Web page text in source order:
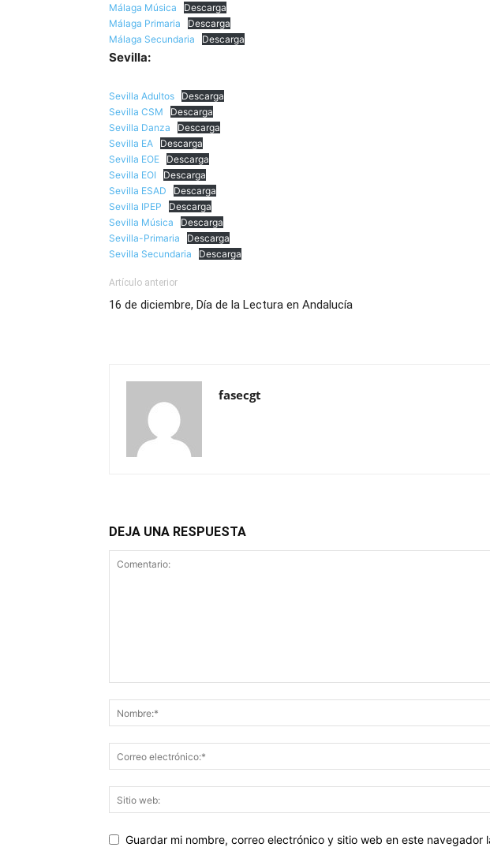
Málaga Música
Descarga
Málaga Primaria
Descarga
Málaga Secundaria
Descarga
Sevilla:
Sevilla Adultos
Descarga
Sevilla CSM
Descarga
Sevilla Danza
Descarga
Sevilla EA
Descarga
Sevilla EOE
Descarga
Sevilla EOI
Descarga
Sevilla ESAD
Descarga
Sevilla IPEP
Descarga
Sevilla Música
Descarga
Sevilla-Primaria
Descarga
Sevilla Secundaria
Descarga
Artículo anterior
16 de diciembre, Día de la Lectura en Andalucía
fasecgt
DEJA UNA RESPUESTA
Guardar mi nombre, correo electrónico y sitio web en este navegador